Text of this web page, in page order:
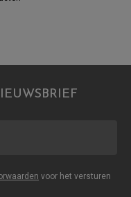
voor het versturen